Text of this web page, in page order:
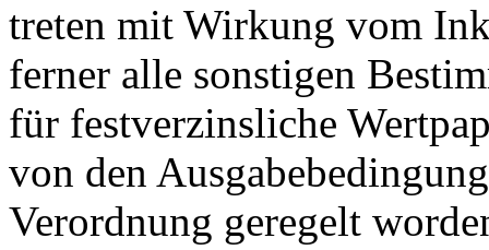
treten mit Wirkung vom
ferner alle sonstigen
für festverzinsliche
von den
Verordnung geregelt